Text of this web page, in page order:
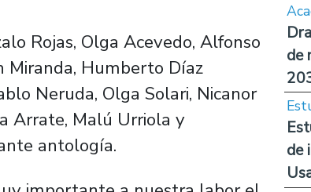
Rojas, Olga Acevedo, Alfonso
Miranda, Humberto Díaz
Neruda, Olga Solari, Nicanor
Arrate, Malú Urriola y
antología.
de
de